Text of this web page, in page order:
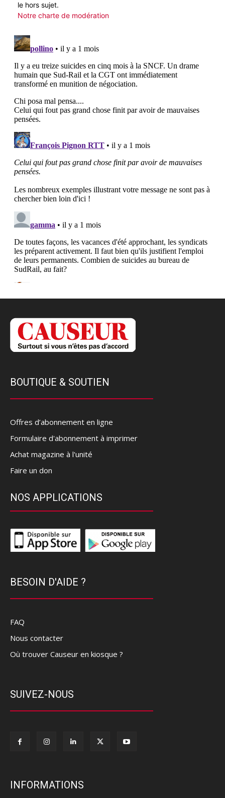
le hors sujet.
Notre charte de modération
BOUTIQUE & SOUTIEN
Offres d’abonnement en ligne
Formulaire d'abonnement à imprimer
Achat magazine à l'unité
Faire un don
NOS APPLICATIONS
BESOIN D'AIDE ?
FAQ
Nous contacter
Où trouver Causeur en kiosque ?
SUIVEZ-NOUS
INFORMATIONS